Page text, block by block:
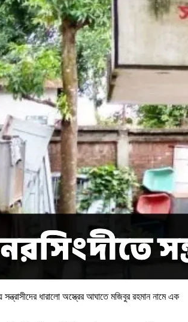
সন্ত্রাসীদের ধারালো অস্ত্রের আঘাতে মজিবুর রহমান নামে এক